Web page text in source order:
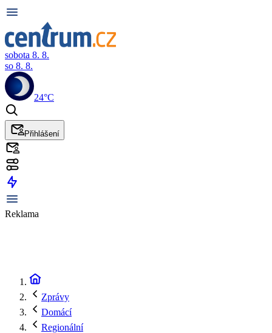
sobota 8. 8.
so 8. 8.
24°C
Přihlášení
Reklama
Zprávy
Domácí
Regionální